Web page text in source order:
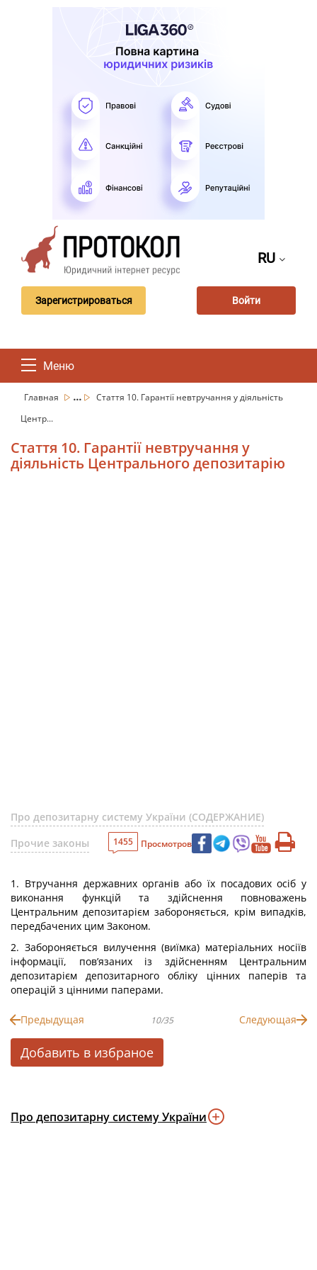
RU
Зарегистрироваться Войти
Меню
Главная ...
Стаття 10. Гарантії невтручання у діяльність
Центр...
Стаття 10. Гарантії невтручання у
діяльність Центрального депозитарію
Про депозитарну систему України (СОДЕРЖАНИЕ)
Прочие законы
1455 Просмотров
1. Втручання державних органів або їх посадових осіб у
виконання функцій та здійснення повноважень
Центральним депозитарієм забороняється, крім випадків,
передбачених цим Законом.
2. Забороняється вилучення (виїмка) матеріальних носіїв
інформації, пов’язаних із здійсненням Центральним
депозитарієм депозитарного обліку цінних паперів та
операцій з цінними паперами.
Предыдущая 10/35 Следующая
Добавить в избраное
Про депозитарну систему України